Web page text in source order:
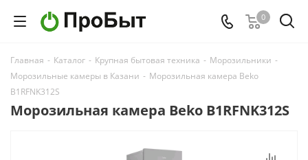
0
Главная - Каталог - Крупная бытовая техника - Морозильники -
Морозильные камеры в Казани - Морозильная камера Beko
B1RFNK312S
Морозильная камера Beko B1RFNK312S